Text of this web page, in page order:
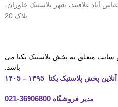
آباد علاقبند، شهر پلاستیک خاوران،
پلاک 20
سایت متعلق به پخش پلاستیک یکتا می
باشد.
پخش پلاستیک یکتا ۱۳۹5 – ۱۴۰5
مدیر فروشگاه 36906800-021